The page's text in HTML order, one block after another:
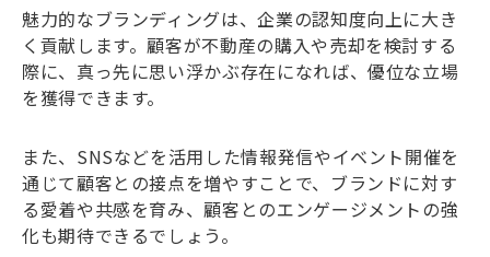
魅力的なブランディングは、企業の認知度向上に大き
く貢献します。顧客が不動産の購入や売却を検討する
際に、真っ先に思い浮かぶ存在になれば、優位な立場
を獲得できます。
また、SNSなどを活用した情報発信やイベント開催を
通じて顧客との接点を増やすことで、ブランドに対す
る愛着や共感を育み、顧客とのエンゲージメントの強
化も期待できるでしょう。